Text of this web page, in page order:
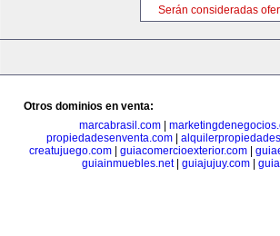
Serán consideradas
Otros dominios en venta:
marcabrasil.com
propiedadesenventa.com
creatujuego.com| guiacomercioexterior.com|
guiainmuebles.net| guiajujuy.com|